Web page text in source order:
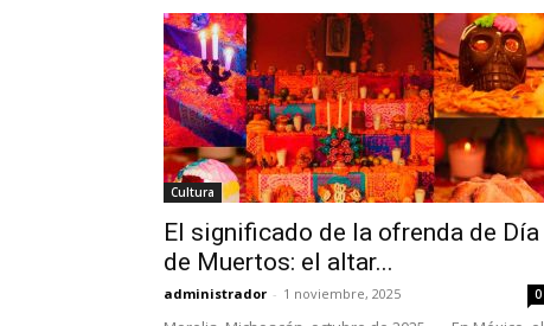
Cultura
El significado de la ofrenda de Día
de Muertos: el altar...
administrador - 1 noviembre, 2025 0